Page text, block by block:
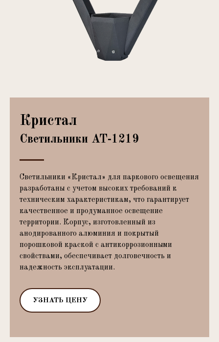
Кристал
Светильники АТ-1219
Светильники «Кристал» для паркового освещения
разработаны с учетом высоких требований к
техническим характеристикам, что гарантирует
качественное и продуманное освещение
территории. Корпус, изготовленный из
анодированного алюминия и покрытый
порошковой краской с антикоррозионными
свойствами, обеспечивает долговечность и
надежность эксплуатации.
УЗНАТЬ ЦЕНУ